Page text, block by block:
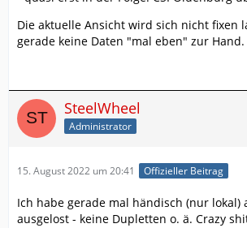
Die aktuelle Ansicht wird sich nicht fixen
gerade keine Daten "mal eben" zur Hand.
SteelWheel
Administrator
15. August 2022 um 20:41 Offizieller Beitrag
Ich habe gerade mal händisch (nur lokal)
ausgelost - keine Dupletten o. ä. Crazy